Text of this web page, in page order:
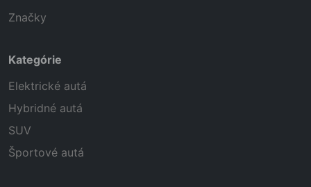
Značky
Kategórie
Elektrické autá
Hybridné autá
SUV
Športové autá